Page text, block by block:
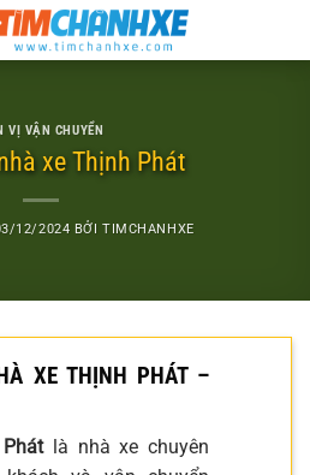
VỊ VẬN CHUYỂN
xe Thịnh Phát
12/2024 BỞITIMCHANHXE
XE THỊNH PHÁT –
là nhà xe chuyên